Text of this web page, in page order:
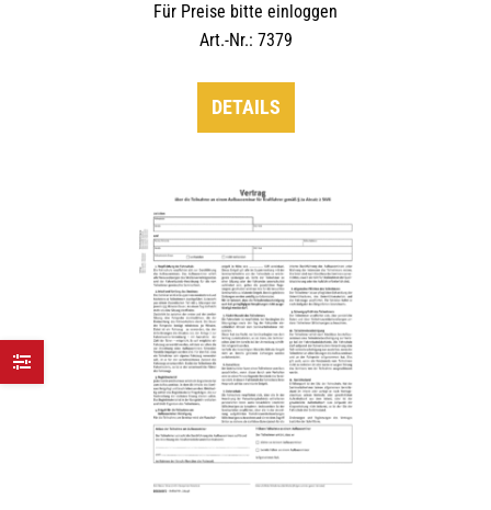
Für Preise bitte einloggen
Art.-Nr.: 7379
DETAILS